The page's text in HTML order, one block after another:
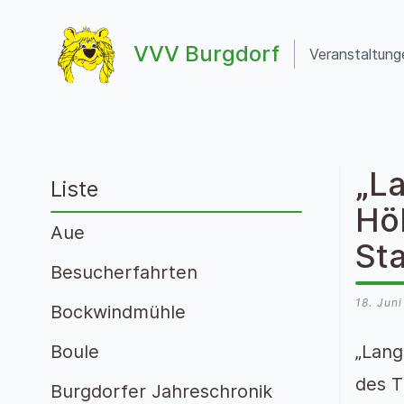
VVV Burgdorf
VVV Burgdorf
18.
des
Liste
Aue
Besucherfahrten
Bockwindmühle
Boule
Burgdorfer Jahreschronik